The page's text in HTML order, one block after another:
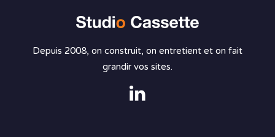
Depuis 2008, on construit, on entretient et on fait
grandir vos sites.